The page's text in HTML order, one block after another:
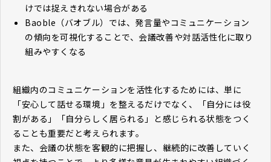
けでは捉えきれない場合がある
Baoble（バオブル）では、発言量やコミュニケーション
の傾向を可視化することで、会議改善や対話活性化に取り
組みやすくなる
組織内のコミュニケーションを活性化するためには、単に
「安心して話せる環境」を整えるだけでなく、「自分には役
割がある」「自分らしく居られる」と感じられる状態をつく
ることも重要だと考えられます。
また、会議の状態を客観的に把握し、継続的に改善していく